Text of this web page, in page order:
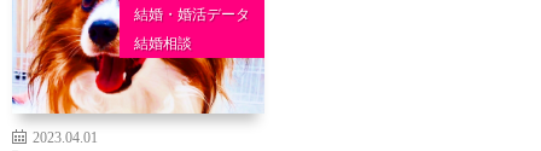
結婚・婚活データ
結婚相談
2023.04.01